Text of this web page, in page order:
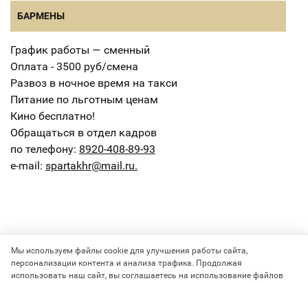
БАРМЕНЫ
График работы — сменный
Оплата - 3500 руб/смена
Развоз в ночное время на такси
Питание по льготным ценам
Кино бесплатно!
Обращаться в отдел кадров
по телефону: 8920-408-89-93
e-mail: spartakhr@mail.ru.
Мы используем файлы cookie для улучшения работы сайта,
персонализации контента и анализа трафика. Продолжая
использовать наш сайт, вы соглашаетесь на использование файлов